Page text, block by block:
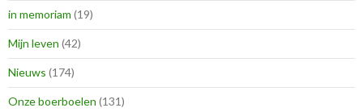
in memoriam (19)
Mijn leven (42)
Nieuws (174)
Onze boerboelen (131)